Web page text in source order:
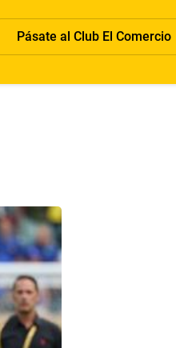
Pásate al Club El Comercio